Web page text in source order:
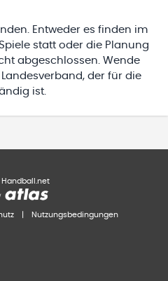
Entweder es finden im
statt oder die Planung
abgeschlossen. Wende
der für die
ist.
Handball.net
Nutzungsbedingungen